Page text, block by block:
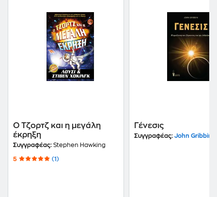
Ο Τζορτζ και η μεγάλη
έκρηξη
Συγγραφέας: Stephen Hawking
5 (1)
Γένεσις
Συγγραφέας: John Gribbin